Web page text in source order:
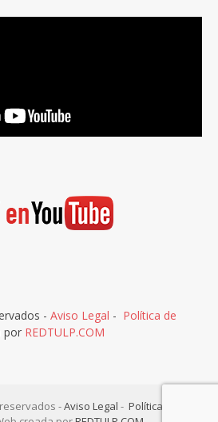
- Aviso Legal - Política de
por REDTULP.COM
-Aviso Legal - Política de